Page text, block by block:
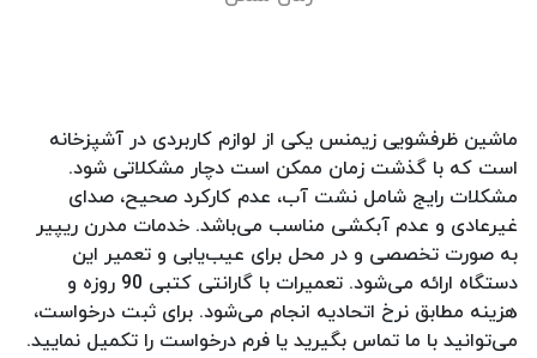
ماشین ظرفشویی زیمنس یکی از لوازم کاربردی در آشپزخانه
است که با گذشت زمان ممکن است دچار مشکلاتی شود.
مشکلات رایج شامل نشت آب، عدم کارکرد صحیح، صدای
غیرعادی و عدم آبکشی مناسب می‌باشد. خدمات مدرن ریپیر
به صورت تخصصی و در محل برای عیب‌یابی و تعمیر این
دستگاه ارائه می‌شود. تعمیرات با گارانتی کتبی 90 روزه و
هزینه مطابق نرخ اتحادیه انجام می‌شود. برای ثبت درخواست،
می‌توانید با ما تماس بگیرید یا فرم درخواست را تکمیل نمایید.